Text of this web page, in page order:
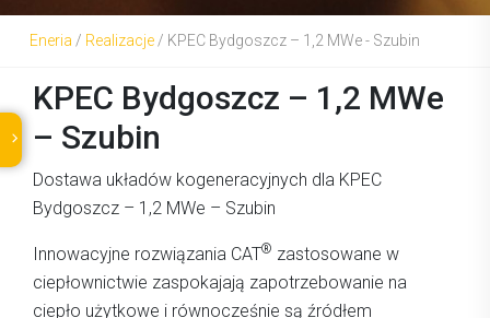
Eneria / Realizacje / KPEC Bydgoszcz – 1,2 MWe - Szubin
KPEC Bydgoszcz – 1,2 MWe
– Szubin
Dostawa układów kogeneracyjnych dla KPEC
Bydgoszcz – 1,2 MWe – Szubin
Innowacyjne rozwiązania CAT® zastosowane w
ciepłownictwie zaspokajają zapotrzebowanie na
ciepło użytkowe i równocześnie są źródłem